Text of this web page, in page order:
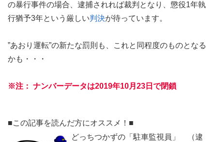
の暴行事件の場合、逮捕されれば裁判となり、懲役1年執
行猶予3年という厳しい判決が待っています。
”あおり運転”の新たな罰則も、これと同程度のものとなる
かも・・・
※注： ナンバーデータは2019年10月23日で閉鎖
■この記事を読んだ方にオススメ！■
どっちつかずの「駐車監視員」 （逮